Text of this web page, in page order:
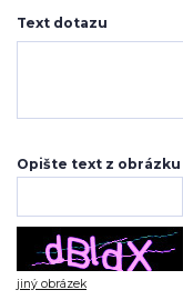
Text dotazu
Opište text z obrázku
jiný obrázek